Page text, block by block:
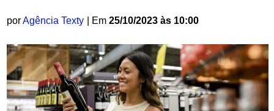
porAgência Texty | Em 25/10/2023 às 10:00